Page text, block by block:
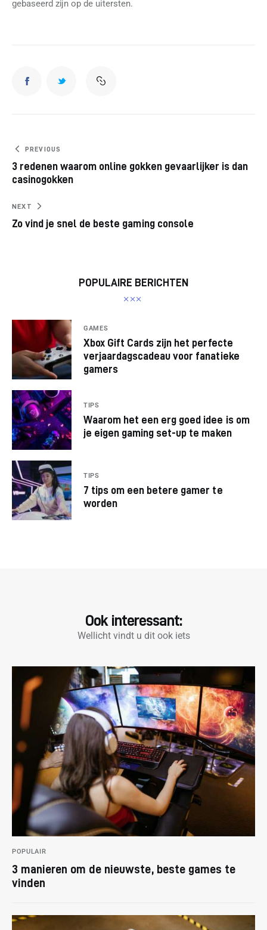
gebaseerd zijn op de uitersten.
PREVIOUS
3 redenen waarom online gokken gevaarlijker is dan
casinogokken
NEXT
Zo vind je snel de beste gaming console
POPULAIRE BERICHTEN
GAMES
Xbox Gift Cards zijn het perfecte
verjaardagscadeau voor fanatieke
gamers
TIPS
Waarom het een erg goed idee is om
je eigen gaming set-up te maken
TIPS
7 tips om een betere gamer te
worden
Ook interessant:
Wellicht vindt u dit ook iets
POPULAIR
3 manieren om de nieuwste, beste games te
vinden